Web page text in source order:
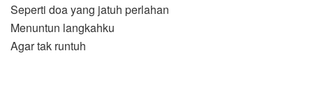
Seperti doa yang jatuh perlahan
Menuntun langkahku
Agar tak runtuh